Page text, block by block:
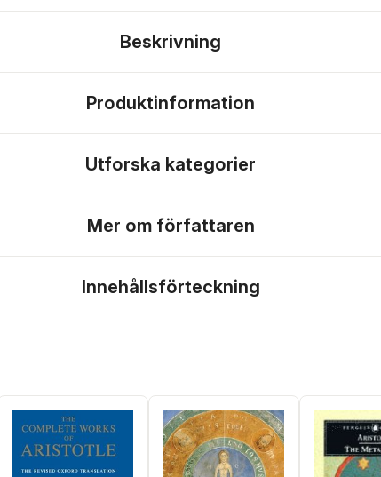
Beskrivning
Produktinformation
Utforska kategorier
Mer om författaren
Innehållsförteckning